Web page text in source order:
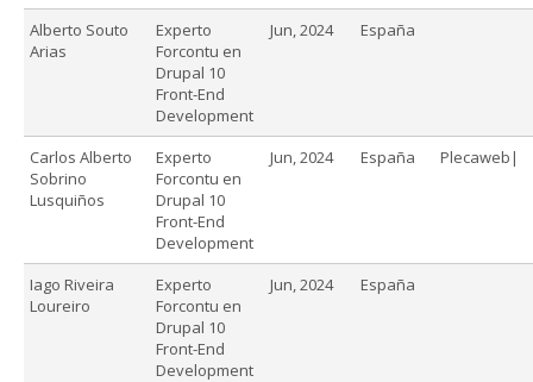
Alberto Souto
Arias
Experto
Forcontu en
Drupal 10
Front-End
Development
Jun, 2024 España
Carlos Alberto
Sobrino
Lusquiños
Experto
Forcontu en
Drupal 10
Front-End
Development
Jun, 2024 España Plecaweb|
Iago Riveira
Loureiro
Experto
Forcontu en
Drupal 10
Front-End
Development
Jun, 2024 España